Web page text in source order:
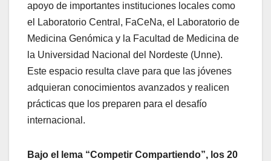
apoyo de importantes instituciones locales como
el Laboratorio Central, FaCeNa, el Laboratorio de
Medicina Genómica y la Facultad de Medicina de
la Universidad Nacional del Nordeste (Unne).
Este espacio resulta clave para que las jóvenes
adquieran conocimientos avanzados y realicen
prácticas que los preparen para el desafío
internacional.
Bajo el lema “Competir Compartiendo”, los 20